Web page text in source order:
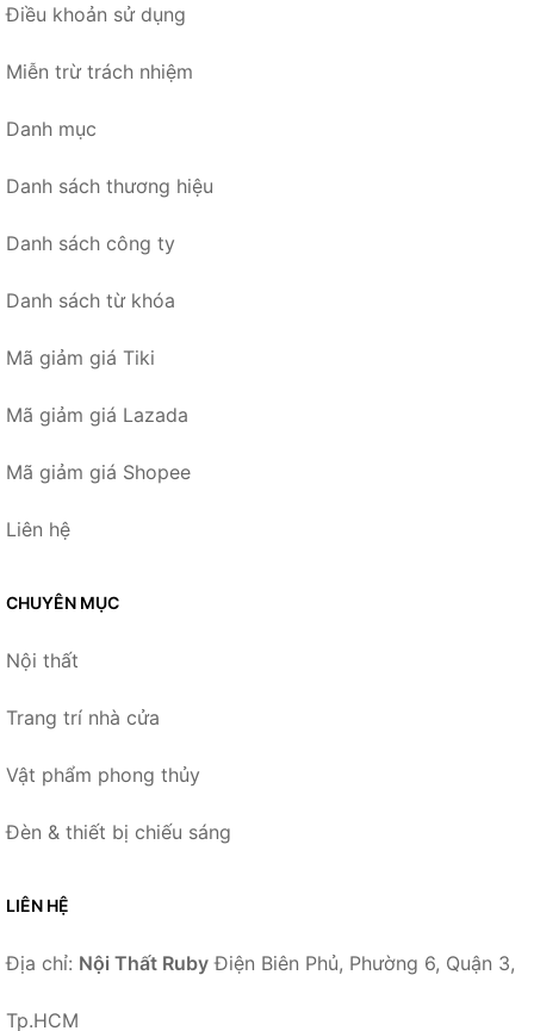
Điều khoản sử dụng
Miễn trừ trách nhiệm
Danh mục
Danh sách thương hiệu
Danh sách công ty
Danh sách từ khóa
Mã giảm giá Tiki
Mã giảm giá Lazada
Mã giảm giá Shopee
Liên hệ
CHUYÊN MỤC
Nội thất
Trang trí nhà cửa
Vật phẩm phong thủy
Đèn & thiết bị chiếu sáng
LIÊN HỆ
Địa chỉ: Nội Thất Ruby Điện Biên Phủ, Phường 6, Quận 3,
Tp.HCM